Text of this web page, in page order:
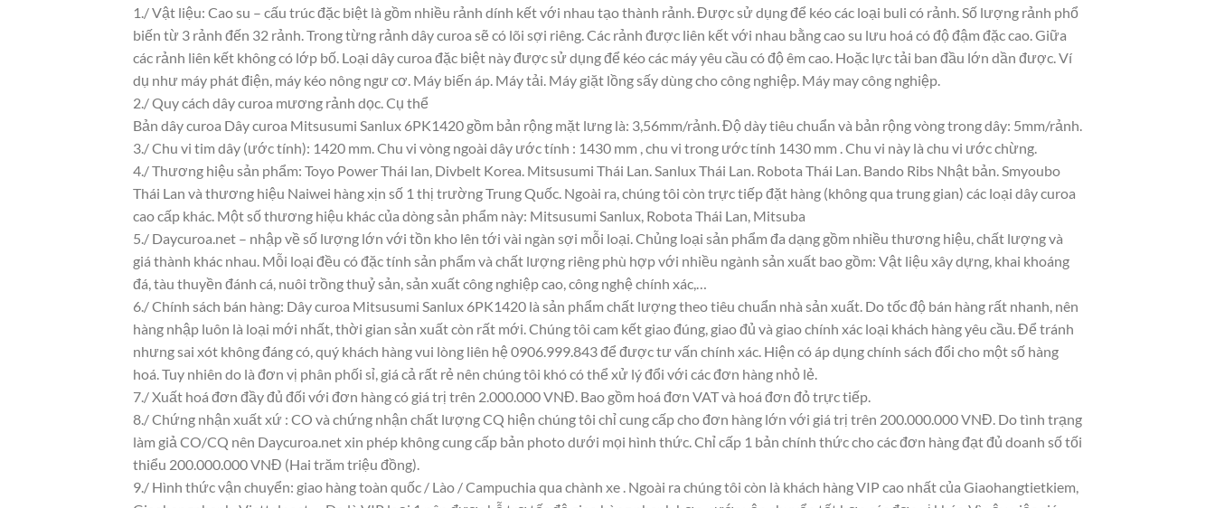
1./ Vật liệu: Cao su – cấu trúc đặc biệt là gồm nhiều rảnh dính kết với nhau tạo thành rảnh. Được sử dụng để kéo các loại buli có rảnh. Số lượng rảnh phổ
biến từ 3 rảnh đến 32 rảnh. Trong từng rảnh dây curoa sẽ có lõi sợi riêng. Các rảnh được liên kết với nhau bằng cao su lưu hoá có độ đậm đặc cao. Giữa
các rảnh liên kết không có lớp bố. Loại dây curoa đặc biệt này được sử dụng để kéo các máy yêu cầu có độ êm cao. Hoặc lực tải ban đầu lớn dần được. Ví
dụ như máy phát điện, máy kéo nông ngư cơ. Máy biến áp. Máy tải. Máy giặt lồng sấy dùng cho công nghiệp. Máy may công nghiệp.
2./ Quy cách dây curoa mương rảnh dọc. Cụ thể
Bản dây curoa Dây curoa Mitsusumi Sanlux 6PK1420 gồm bản rộng mặt lưng là: 3,56mm/rảnh. Độ dày tiêu chuẩn và bản rộng vòng trong dây: 5mm/rảnh.
3./ Chu vi tim dây (ước tính): 1420 mm. Chu vi vòng ngoài dây ước tính : 1430 mm , chu vi trong ước tính 1430 mm . Chu vi này là chu vi ước chừng.
4./ Thương hiệu sản phẩm: Toyo Power Thái lan, Divbelt Korea. Mitsusumi Thái Lan. Sanlux Thái Lan. Robota Thái Lan. Bando Ribs Nhật bản. Smyoubo
Thái Lan và thương hiệu Naiwei hàng xịn số 1 thị trường Trung Quốc. Ngoài ra, chúng tôi còn trực tiếp đặt hàng (không qua trung gian) các loại dây curoa
cao cấp khác. Một số thương hiệu khác của dòng sản phẩm này: Mitsusumi Sanlux, Robota Thái Lan, Mitsuba
5./ Daycuroa.net – nhập về số lượng lớn với tồn kho lên tới vài ngàn sợi mỗi loại. Chủng loại sản phẩm đa dạng gồm nhiều thương hiệu, chất lượng và
giá thành khác nhau. Mỗi loại đều có đặc tính sản phẩm và chất lượng riêng phù hợp với nhiều ngành sản xuất bao gồm: Vật liệu xây dựng, khai khoáng
đá, tàu thuyền đánh cá, nuôi trồng thuỷ sản, sản xuất công nghiệp cao, công nghệ chính xác,…
6./ Chính sách bán hàng: Dây curoa Mitsusumi Sanlux 6PK1420 là sản phẩm chất lượng theo tiêu chuẩn nhà sản xuất. Do tốc độ bán hàng rất nhanh, nên
hàng nhập luôn là loại mới nhất, thời gian sản xuất còn rất mới. Chúng tôi cam kết giao đúng, giao đủ và giao chính xác loại khách hàng yêu cầu. Để tránh
nhưng sai xót không đáng có, quý khách hàng vui lòng liên hệ 0906.999.843 để được tư vấn chính xác. Hiện có áp dụng chính sách đổi cho một số hàng
hoá. Tuy nhiên do là đơn vị phân phối sỉ, giá cả rất rẻ nên chúng tôi khó có thể xử lý đổi với các đơn hàng nhỏ lẻ.
7./ Xuất hoá đơn đầy đủ đối với đơn hàng có giá trị trên 2.000.000 VNĐ. Bao gồm hoá đơn VAT và hoá đơn đỏ trực tiếp.
8./ Chứng nhận xuất xứ : CO và chứng nhận chất lượng CQ hiện chúng tôi chỉ cung cấp cho đơn hàng lớn với giá trị trên 200.000.000 VNĐ. Do tình trạng
làm giả CO/CQ nên Daycuroa.net xin phép không cung cấp bản photo dưới mọi hình thức. Chỉ cấp 1 bản chính thức cho các đơn hàng đạt đủ doanh số tối
thiểu 200.000.000 VNĐ (Hai trăm triệu đồng).
9./ Hình thức vận chuyển: giao hàng toàn quốc / Lào / Campuchia qua chành xe . Ngoài ra chúng tôi còn là khách hàng VIP cao nhất của Giaohangtietkiem,